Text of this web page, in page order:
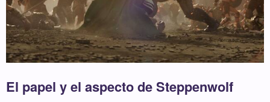
El papel y el aspecto de Steppenwolf